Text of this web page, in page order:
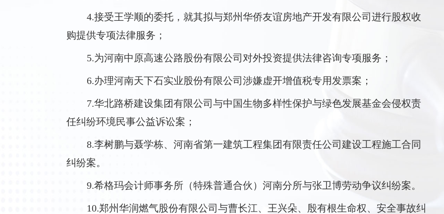
4.接受王学顺的委托，就其拟与郑州华侨友谊房地产开发有限公司进行股权收
购提供专项法律服务；
5.为河南中原高速公路股份有限公司对外投资提供法律咨询专项服务；
6.办理河南天下石实业股份有限公司涉嫌虚开增值税专用发票案；
7.华北路桥建设集团有限公司与中国生物多样性保护与绿色发展基金会侵权责
任纠纷环境民事公益诉讼案；
8.李树鹏与聂学栋、河南省第一建筑工程集团有限责任公司建设工程施工合同
纠纷案。
9.希格玛会计师事务所（特殊普通合伙）河南分所与张卫博劳动争议纠纷案。
10.郑州华润燃气股份有限公司与曹长江、王兴朵、殷有根生命权、安全事故纠